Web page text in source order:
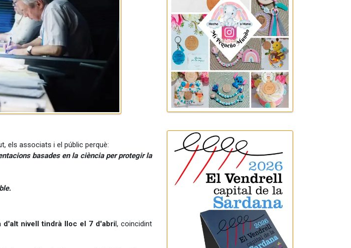
els associats i el públic perquè:
basades en la ciència per protegir la
d'alt nivell tindrà lloc el 7 d'abril, coincidint